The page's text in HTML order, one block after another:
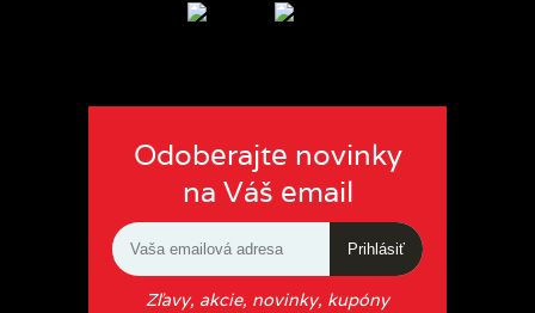
Odoberajte novinky
na Váš email
Prihlásiť
Zľavy, akcie, novinky, kupóny